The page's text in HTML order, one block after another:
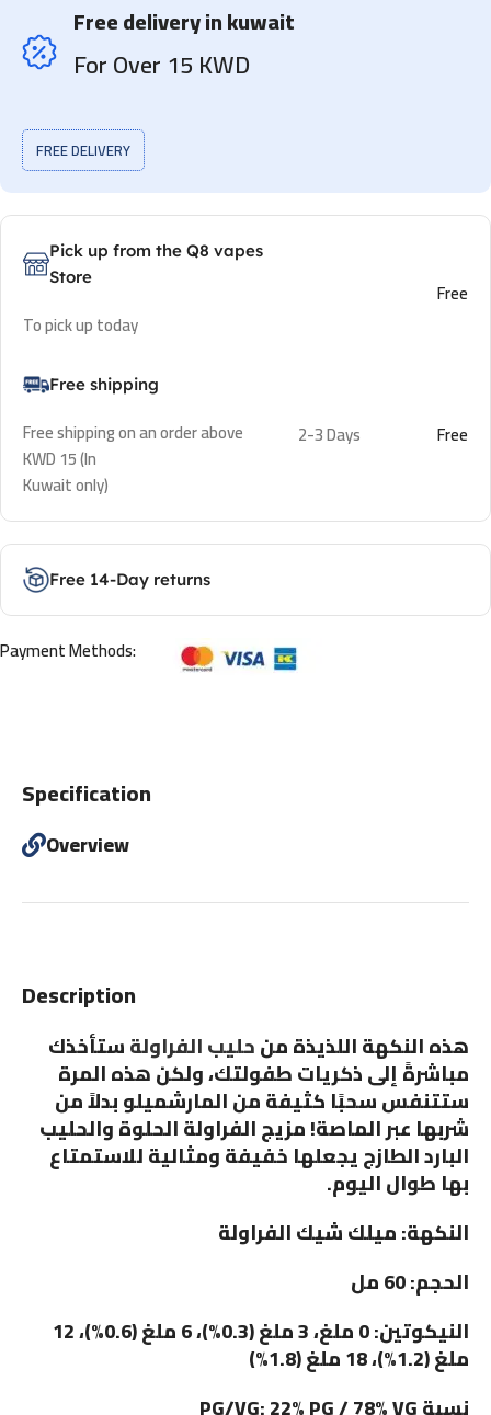
Free delivery in kuwait
For Over 15 KWD
FREE DELIVERY
Pick up from the Q8 vapes
Store
To pick up today
Free
Free shipping
Free shipping on an order above
KWD 15 (In
Kuwait only)
2-3 Days Free
Free 14-Day returns
Payment Methods:
Description
هذه النكهة اللذيذة منحليب الفراولةستأخذك
مباشرةً إلى ذكريات طفولتك، ولكن هذه المرة
ستتنفس سحبًا كثيفة من المارشميلو بدلاً من
شربها عبر الماصة! مزيج الفراولة الحلوة والحليب
البارد الطازج يجعلها خفيفة ومثالية للاستمتاع
بها طوال اليوم.
النكهة: ميلك شيك الفراولة
الحجم: 60 مل
النيكوتين: 0 ملغ، 3 ملغ (0.3%)، 6 ملغ (0.6%)، 12
ملغ (1.2%)، 18 ملغ (1.8%)
Specification
Overview